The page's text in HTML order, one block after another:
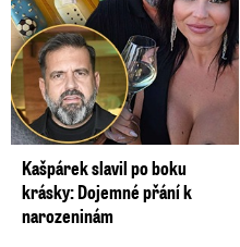
Kašpárek slavil po boku
krásky: Dojemné přání k
narozeninám